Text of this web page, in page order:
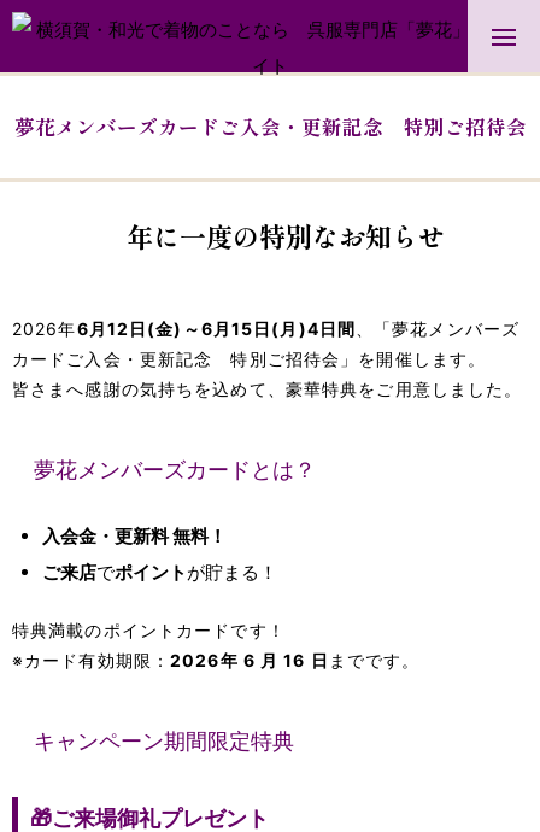
夢花メンバーズカードご入会・更新記念 特別ご招待会
年に一度の特別なお知らせ
2026年6月12日(金)～6月15日(月)4日間 、「夢花メンバーズ
カードご入会・更新記念 特別ご招待会」を開催します。
皆さまへ感謝の気持ちを込めて、豪華特典をご用意しました。
夢花メンバーズカードとは？
入会金・更新料 無料！
ご来店でポイント が貯まる！
特典満載のポイントカードです！
※カード有効期限：2026年 6 月 16 日 までです。
キャンペーン期間限定特典
🎁ご来場御礼プレゼント